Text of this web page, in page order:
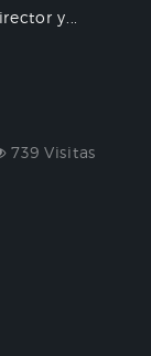
y...
739 Visitas